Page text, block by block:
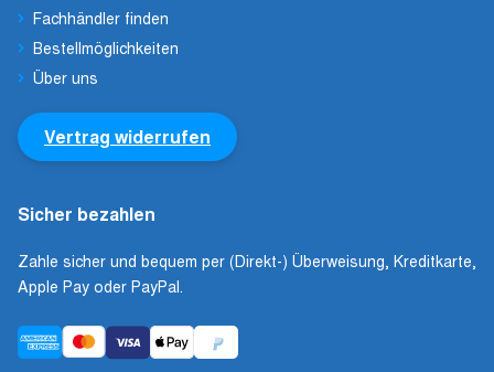
Fachhändler finden
Bestellmöglichkeiten
Über uns
Vertrag widerrufen
Sicher bezahlen
Zahle sicher und bequem per (Direkt-) Überweisung, Kreditkarte,
Apple Pay oder PayPal.